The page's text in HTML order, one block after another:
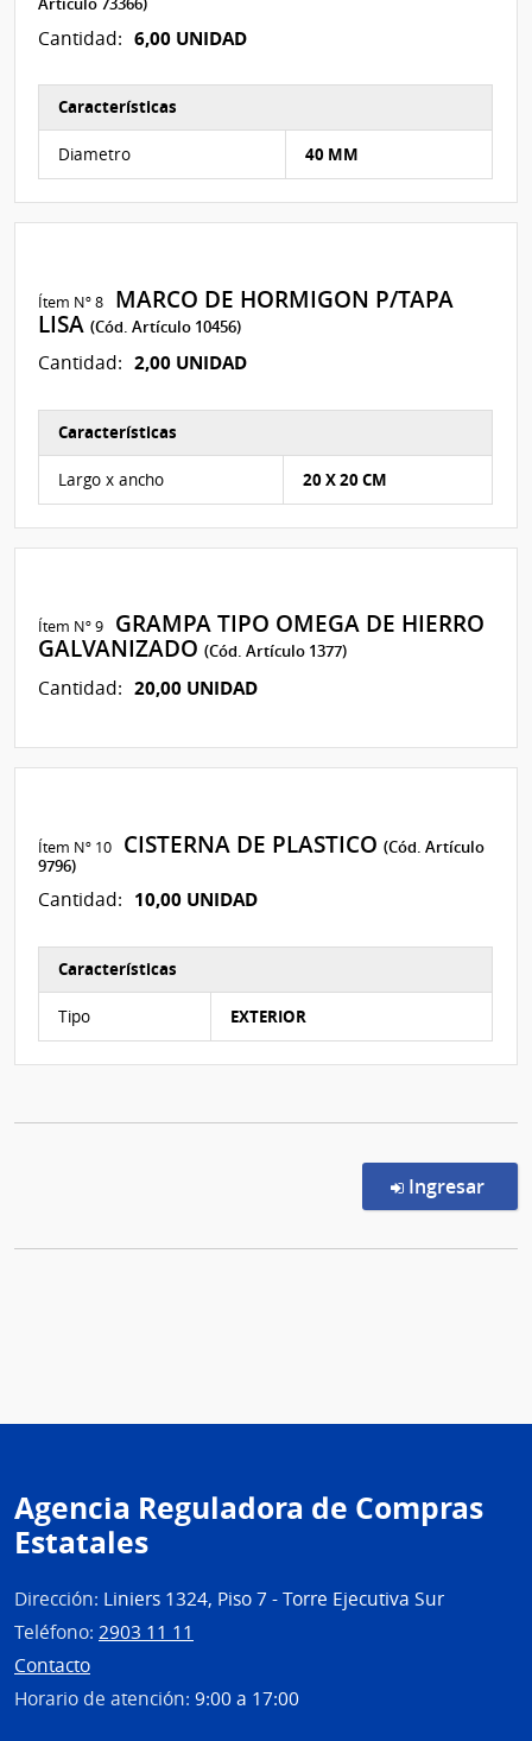
Cantidad: 6,00 UNIDAD
Características
Diametro 40 MM
Ítem Nº 8
MARCO DE HORMIGON P/TAPA
LISA(Cód. Artículo 10456)
Cantidad: 2,00 UNIDAD
Características
Largo x ancho 20 X 20 CM
Ítem Nº 9
GRAMPA TIPO OMEGA DE HIERRO
GALVANIZADO(Cód. Artículo 1377)
Cantidad: 20,00 UNIDAD
Ítem Nº 10 CISTERNA DE PLASTICO(Cód. Artículo
9796)
Cantidad: 10,00 UNIDAD
Características del Ítem Nº 10
Características
Tipo EXTERIOR
Ingresar
Agencia Reguladora de Compras
Estatales
Dirección: Liniers 1324, Piso 7 - Torre Ejecutiva Sur
Teléfono: 2903 11 11
Contacto
Horario de atención: 9:00 a 17:00